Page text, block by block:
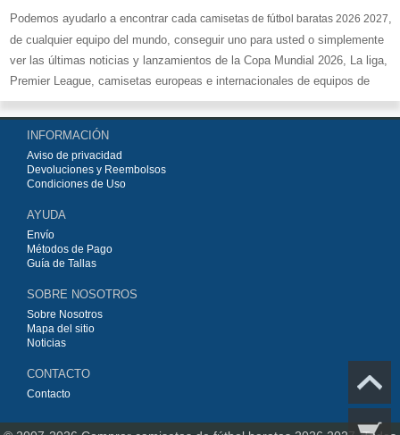
Podemos ayudarlo a encontrar cada camisetas de fútbol baratas 2026 2027,
de cualquier equipo del mundo, conseguir uno para usted o simplemente
ver las últimas noticias y lanzamientos de la Copa Mundial 2026, La liga,
Premier League, camisetas europeas e internacionales de equipos de
fútbol y kits.
Comprecamisetas de fútbol baratas replicasen la tienda deportiva
más grande de Europa. ¡Grandes ofertas en todas las camisetas del club
de fútbol, ​​kits europeos e internacionales, todo a los precios más bajos!
Compre nuestra gran selección de
INFORMACIÓN
Aviso de privacidad
Devoluciones y Reembolsos
Condiciones de Uso
AYUDA
Envío
Métodos de Pago
Guía de Tallas
SOBRE NOSOTROS
Sobre Nosotros
Mapa del sitio
Noticias
CONTACTO
Contacto